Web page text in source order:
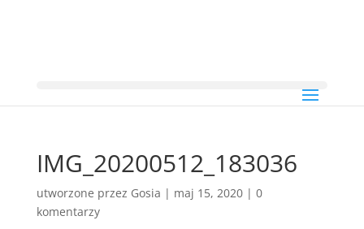
IMG_20200512_183036
utworzone przez Gosia | maj 15, 2020| 0
komentarzy